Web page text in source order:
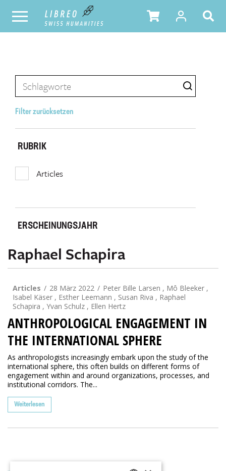
Filter zurücksetzen
RUBRIK
Articles
ERSCHEINUNGSJAHR
Raphael Schapira
Articles 28 März 2022
Peter Bille Larsen , Mô Bleeker ,
Isabel Käser , Esther Leemann , Susan Riva , Raphael
Schapira , Yvan Schulz , Ellen Hertz
ANTHROPOLOGICAL ENGAGEMENT IN
THE INTERNATIONAL SPHERE
As anthropologists increasingly embark upon the study of the
international sphere, this often builds on different forms of
engagement within and around organizations, processes, and
institutional corridors. The...
Weiterlesen